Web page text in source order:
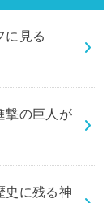
に見る
撃の巨人が
に残る神